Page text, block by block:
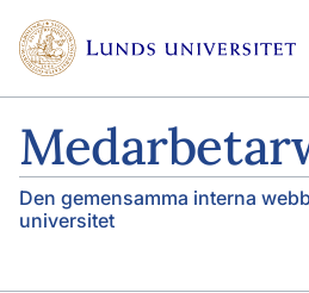
Hoppa till huvudinnehåll
Hoppa till huvudinnehåll
Den gemensamma interna
universitet